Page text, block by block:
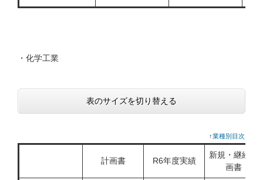
・化学工業
表のサイズを切り替える
↑業種別目次に戻
計画書 R6年度実績
新規・継続計
画書